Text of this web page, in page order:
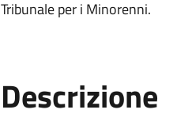
Tribunale per i Minorenni.
Descrizione